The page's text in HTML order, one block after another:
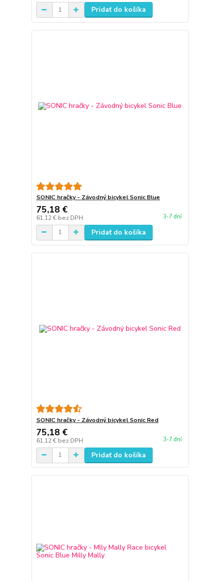
Pridať do košíka
SONIC hračky - Závodný bicykel Sonic Blue
75,18 €
61,12 € bez DPH 3-7 dní
Pridať do košíka
SONIC hračky - Závodný bicykel Sonic Red
75,18 €
61,12 € bez DPH 3-7 dní
Pridať do košíka